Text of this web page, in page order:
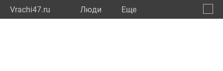
Vrachi47.ru Люди Eще